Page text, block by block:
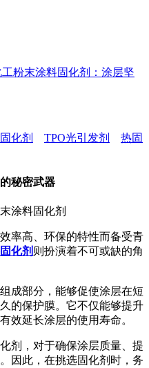
工粉末涂料固化剂：涂层坚
化剂 TPO光引发剂
热固
秘密武器
涂料固化剂
高、环保的特性而备受青
化剂 则扮演着不可或缺的角
部分，能够促使涂层在短
的保护膜。它不仅能够提升
效延长涂层的使用寿命。
，对于确保涂层质量、提
因此，在挑选固化剂时，务